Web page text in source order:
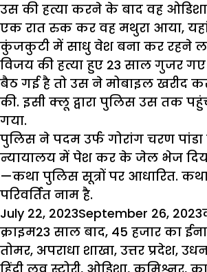
उस की हत्या करने के बाद वह
एक रात रुक कर वह मथुरा आया,
कुंजकुटी में साधु वेश बना कर रहने
विजय की हत्या हुए 23 साल गुजर
बैठ गई है तो उस ने मोबाइल खरीद
की. इसी क्लू द्वारा पुलिस उस तक
गया.
पुलिस ने पदम उर्फ गोरांग चरण
न्यायालय में पेश कर के जेल भेज
—कथा पुलिस सूत्रों पर आधारित.
परिवर्तित नाम है.
Posted
on
July 22, 2023September 26, 2023
क्राइमTags
23 साल बाद, 45 हजार का
तोमर, अपराधा शाखा, उत्तर प्रदेश,